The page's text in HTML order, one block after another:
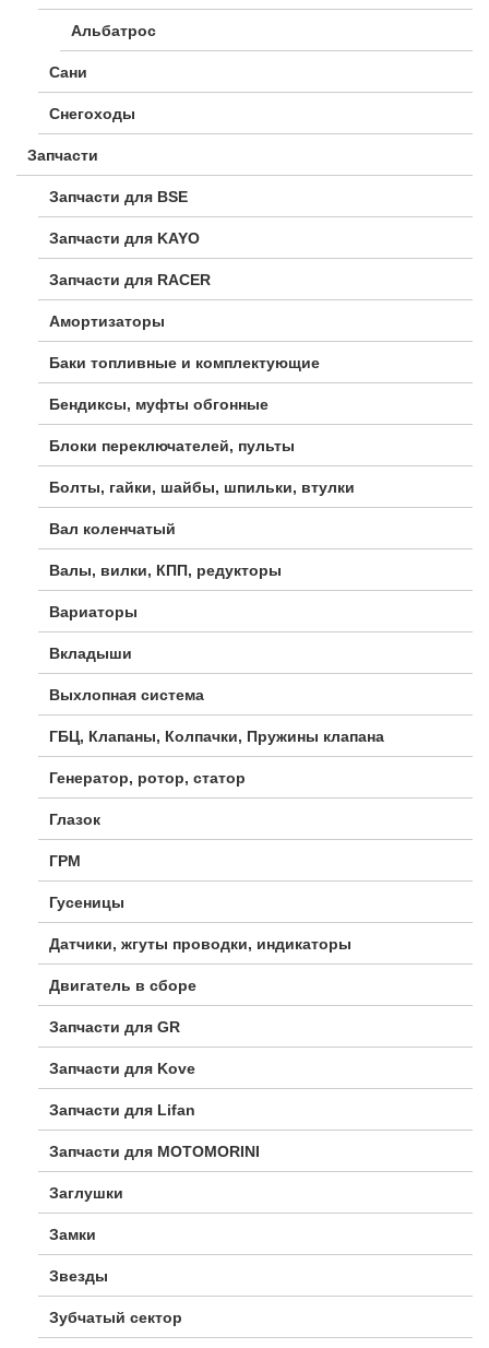
Альбатрос
Сани
Снегоходы
Запчасти
Запчасти для BSE
Запчасти для KAYO
Запчасти для RACER
Амортизаторы
Баки топливные и комплектующие
Бендиксы, муфты обгонные
Блоки переключателей, пульты
Болты, гайки, шайбы, шпильки, втулки
Вал коленчатый
Валы, вилки, КПП, редукторы
Вариаторы
Вкладыши
Выхлопная система
ГБЦ, Клапаны, Колпачки, Пружины клапана
Генератор, ротор, статор
Глазок
ГРМ
Гусеницы
Датчики, жгуты проводки, индикаторы
Двигатель в сборе
Запчасти для GR
Запчасти для Kove
Запчасти для Lifan
Запчасти для MOTOMORINI
Заглушки
Замки
Звезды
Зубчатый сектор